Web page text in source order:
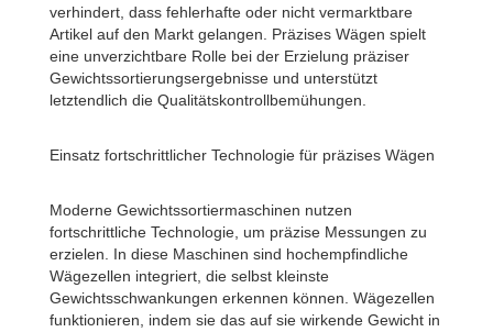
verhindert, dass fehlerhafte oder nicht vermarktbare
Artikel auf den Markt gelangen. Präzises Wägen spielt
eine unverzichtbare Rolle bei der Erzielung präziser
Gewichtssortierungsergebnisse und unterstützt
letztendlich die Qualitätskontrollbemühungen.
Einsatz fortschrittlicher Technologie für präzises Wägen
Moderne Gewichtssortiermaschinen nutzen
fortschrittliche Technologie, um präzise Messungen zu
erzielen. In diese Maschinen sind hochempfindliche
Wägezellen integriert, die selbst kleinste
Gewichtsschwankungen erkennen können. Wägezellen
funktionieren, indem sie das auf sie wirkende Gewicht in